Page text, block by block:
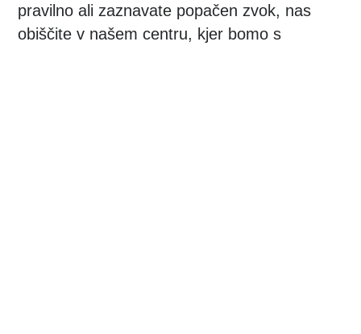
pravilno ali zaznavate popačen zvok, nas
obiščite v našem centru, kjer bomo s